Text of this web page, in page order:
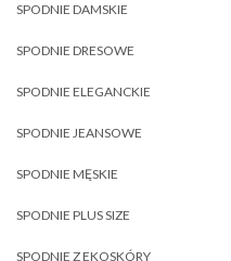
SPODNIE DAMSKIE
SPODNIE DRESOWE
SPODNIE ELEGANCKIE
SPODNIE JEANSOWE
SPODNIE MĘSKIE
SPODNIE PLUS SIZE
SPODNIE Z EKOSKÓRY